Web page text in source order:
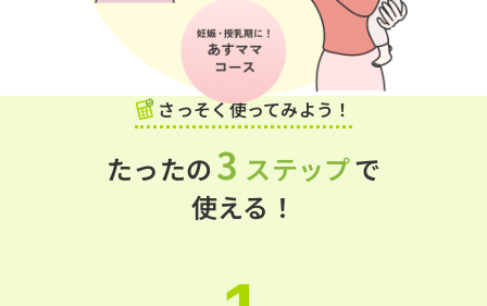
さっそく使ってみよう！
たったの 3 ステップで
使える！